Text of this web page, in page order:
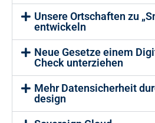
Unsere Ortschaften zu
entwickeln
Neue Gesetze einem
Check unterziehen
Mehr Datensicherheit
design